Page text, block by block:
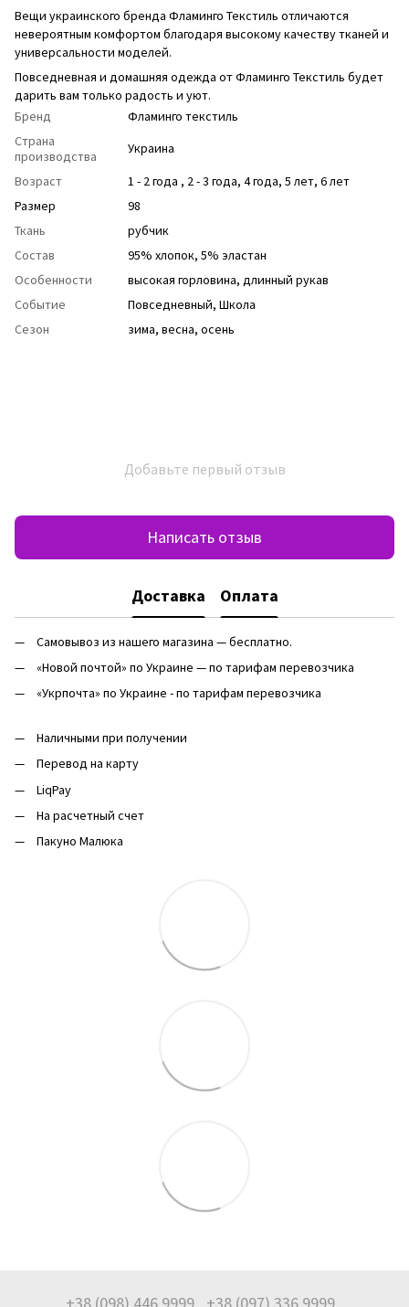
Вещи украинского бренда Фламинго Текстиль отличаются
невероятным комфортом благодаря высокому качеству тканей и
универсальности моделей.
Повседневная и домашняя одежда от Фламинго Текстиль будет
дарить вам только радость и уют.
Бренд
Фламинго текстиль
Страна
производства
Украина
Возраст
1 - 2 года , 2 - 3 года, 4 года, 5 лет, 6 лет
Размер
98
Ткань
рубчик
Состав
95% хлопок, 5% эластан
Особенности
высокая горловина, длинный рукав
Событие
Повседневный, Школа
Сезон
зима, весна, осень
Добавьте первый отзыв
Написать отзыв
Доставка Оплата
Самовывоз из нашего магазина — бесплатно.
«Новой почтой» по Украине — по тарифам перевозчика
«Укрпочта» по Украине - по тарифам перевозчика
Наличными при получении
Перевод на карту
LiqPay
На расчетный счет
Пакуно Малюка